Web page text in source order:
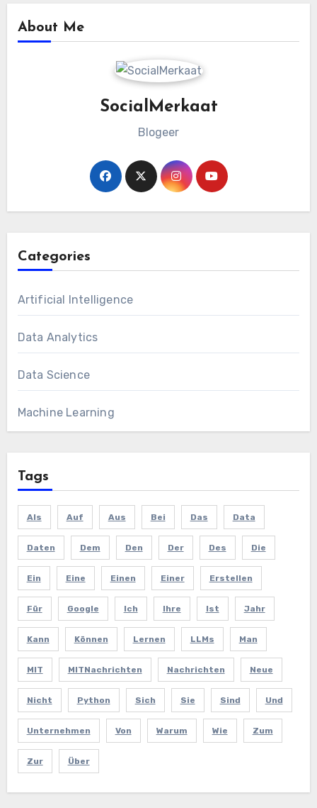
About Me
SocialMerkaat
Blogeer
Categories
Artificial Intelligence
Data Analytics
Data Science
Machine Learning
Tags
Als Auf Aus Bei Das Data
Daten Dem Den Der Des Die
Ein Eine Einen Einer Erstellen
Für Google Ich Ihre Ist Jahr
Kann Können Lernen LLMs Man
MIT MITNachrichten Nachrichten Neue
Nicht Python Sich Sie Sind Und
Unternehmen Von Warum Wie Zum
Zur Über